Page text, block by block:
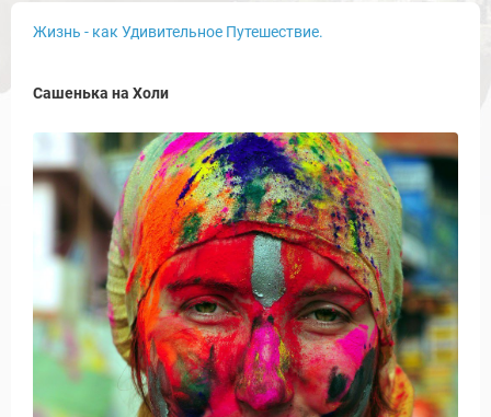
Жизнь - как Удивительное Путешествие.
Сашенька на Холи